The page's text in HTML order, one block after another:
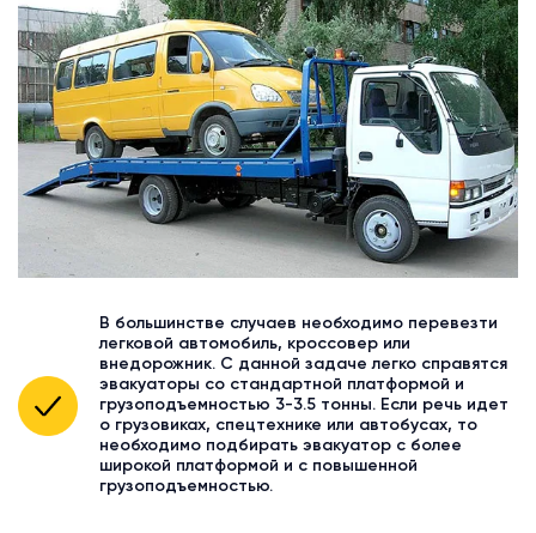
В большинстве случаев необходимо перевезти
легковой автомобиль, кроссовер или
внедорожник. С данной задаче легко справятся
эвакуаторы со стандартной платформой и
грузоподъемностью 3-3.5 тонны. Если речь идет
о грузовиках, спецтехнике или автобусах, то
необходимо подбирать эвакуатор с более
широкой платформой и с повышенной
грузоподъемностью.